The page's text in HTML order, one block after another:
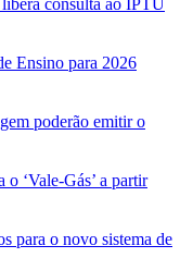
consulta ao IPTU
Ensino para 2026
poderão emitir o
‘Vale-Gás’ a partir
para o novo sistema de